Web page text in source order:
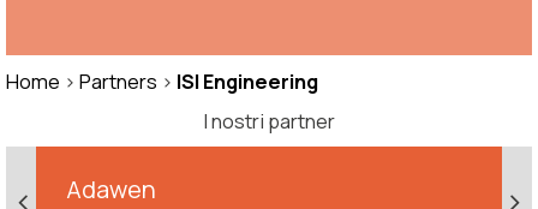
Home > Partners > ISI Engineering
I nostri partner
Adawen